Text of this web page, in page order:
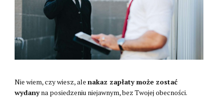
Nie wiem, czy wiesz, ale nakaz zapłaty może zostać
wydanyna posiedzeniu niejawnym, bez Twojej obecności.